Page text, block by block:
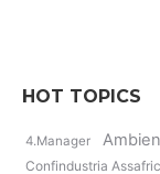
HOT TOPICS
4.Manager
Confindustria